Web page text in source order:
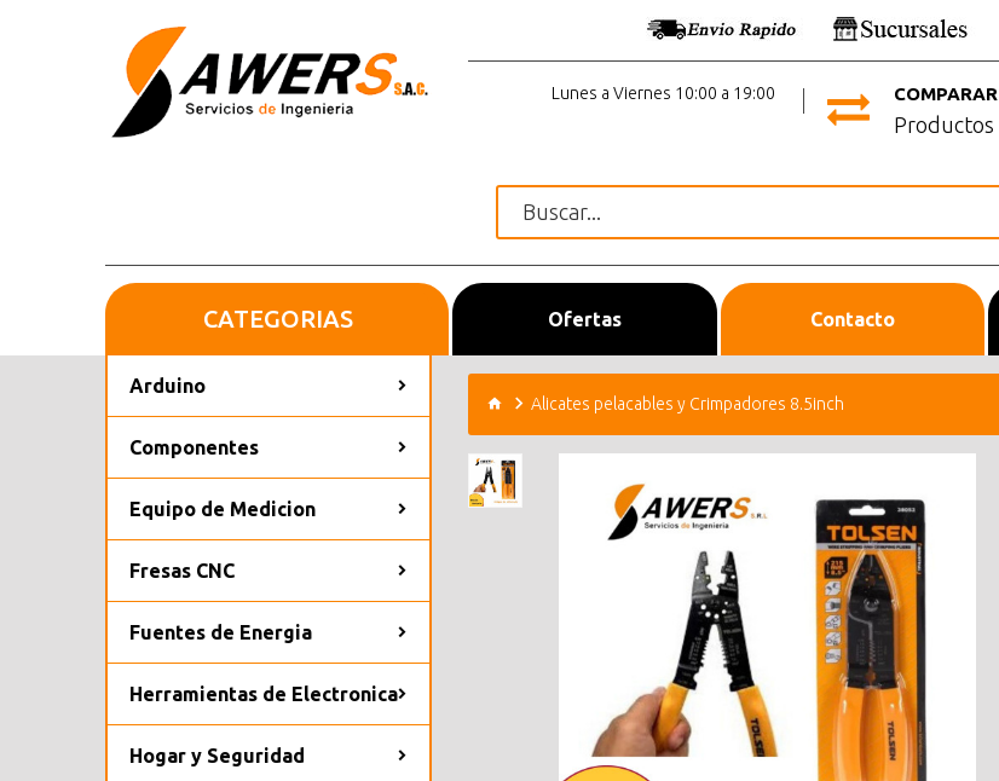
COMPARAR
Productos
Lunes a Viernes 10:00 a 19:00
Inicio Ofertas Contacto
CATEGORIAS
Arduino
Componentes
Equipo de Medicion
Fresas CNC
Fuentes de Energia
Herramientas de Electronica
Hogar y Seguridad
Alicates pelacables y Crimpadores 8.5inch